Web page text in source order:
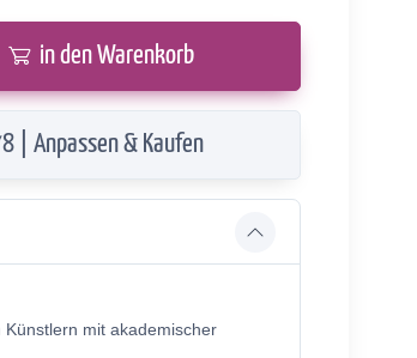
in den Warenkorb
| Anpassen & Kaufen
mit akademischer